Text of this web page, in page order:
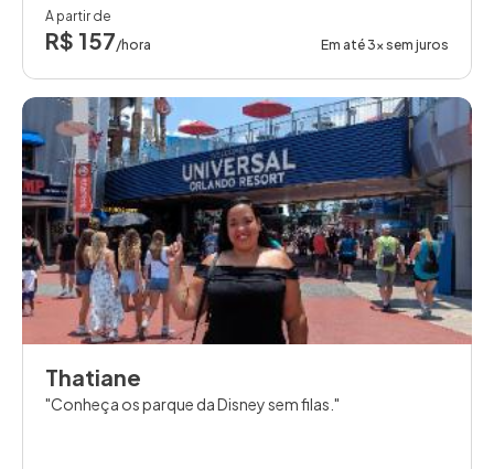
A partir de
R$ 157/hora Em até 3x sem juros
Thatiane
Conheça os parque da Disney sem filas.